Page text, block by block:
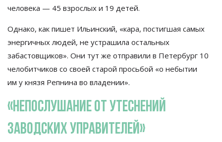
человека — 45 взрослых и 19 детей.
Однако, как пишет Ильинский, «кара, постигшая самых
энергичных людей, не устрашила остальных
забастовщиков». Они тут же отправили в Петербург 10
челобитчиков со своей старой просьбой «о небытии
им у князя Репнина во владении».
«Непослушание от утеснений
заводских управителей»